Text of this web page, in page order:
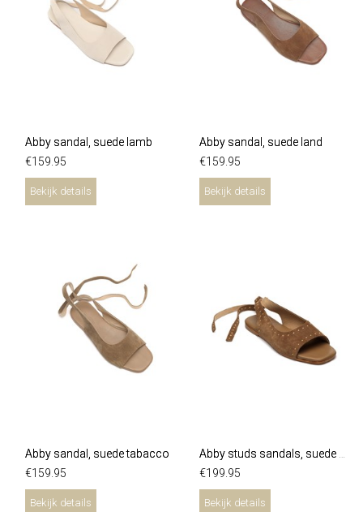
Abby sandal, suede lamb
€159 95
Bekijk details
Abby sandal, suede land
€159 95
Bekijk details
Abby sandal, suede tabacco
€159 95
Bekijk details
Abby studs sandals, suede tabacco
€199 95
Bekijk details